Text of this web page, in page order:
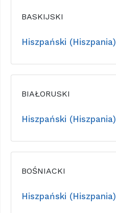
BASKIJSKI
Hiszpański
BIAŁORUSKI
Hiszpański
BOŚNIACKI
Hiszpański